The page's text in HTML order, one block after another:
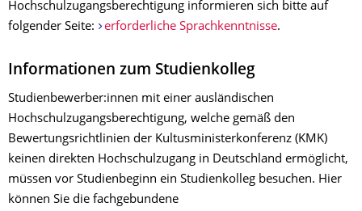
Hochschulzugangsberechtigung informieren sich bitte auf
folgender Seite:
erforderliche Sprachkenntnisse.
Informationen zum Studienkolleg
Studienbewerber:innen mit einer ausländischen
Hochschulzugangsberechtigung, welche gemäß den
Bewertungsrichtlinien der Kultusministerkonferenz (KMK)
keinen direkten Hochschulzugang in Deutschland ermöglicht,
müssen vor Studienbeginn ein Studienkolleg besuchen. Hier
können Sie die fachgebundene